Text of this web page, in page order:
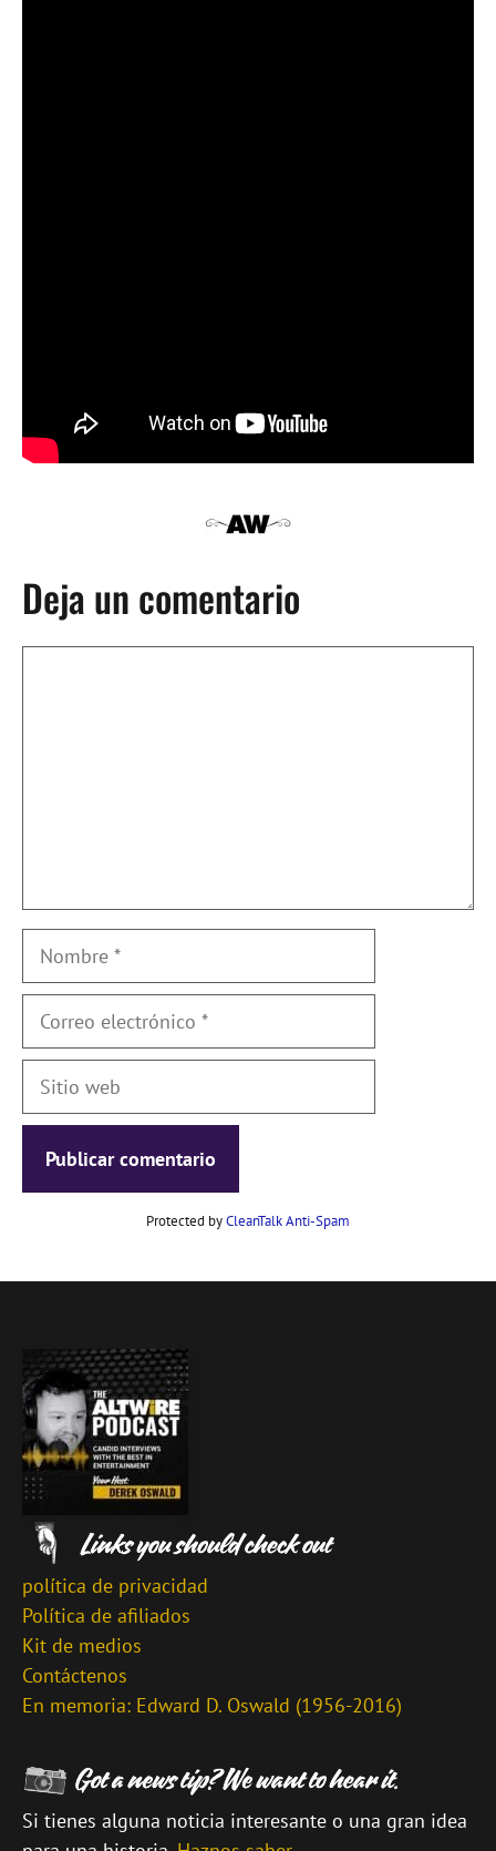
Deja un comentario
Nombre
Correo
Sitio
Protected byCleanTalk Anti-Spam
política de privacidad
Política de afiliados
Kit de medios
Contáctenos
En memoria: Edward D. Oswald (1956-2016)
Si tienes alguna noticia interesante o una gran idea